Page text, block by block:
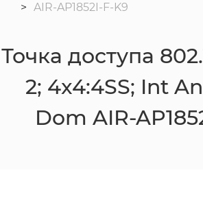
AIR-AP1852I-F-K9
Точка доступа
2; 4x4:4SS; Int
Dom AIR-